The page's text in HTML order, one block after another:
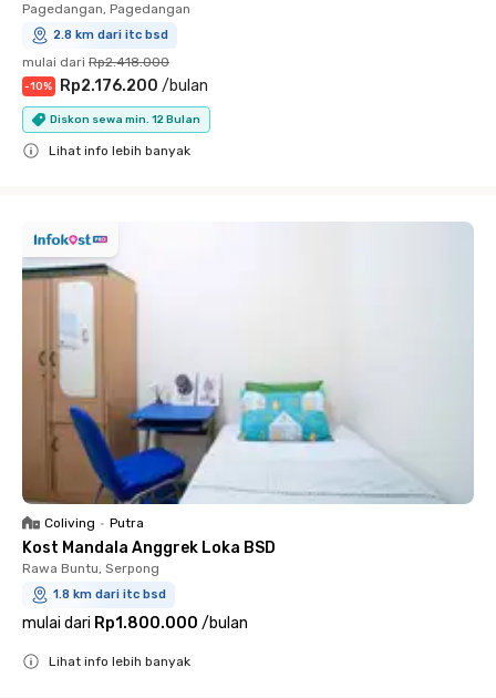
Pagedangan, Pagedangan
2.8 km dari itc bsd
mulai dari Rp2.418.000
-10% Rp2.176.200 /bulan
Diskon sewa min. 12 Bulan
Lihat info lebih banyak
Coliving • Putra
Kost Mandala Anggrek Loka BSD
Rawa Buntu, Serpong
1.8 km dari itc bsd
mulai dari Rp1.800.000 /bulan
Lihat info lebih banyak